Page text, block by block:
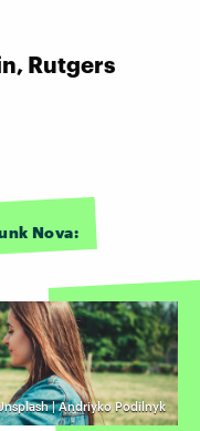
Rutgers
Nova:
| Andriyko Podilnyk